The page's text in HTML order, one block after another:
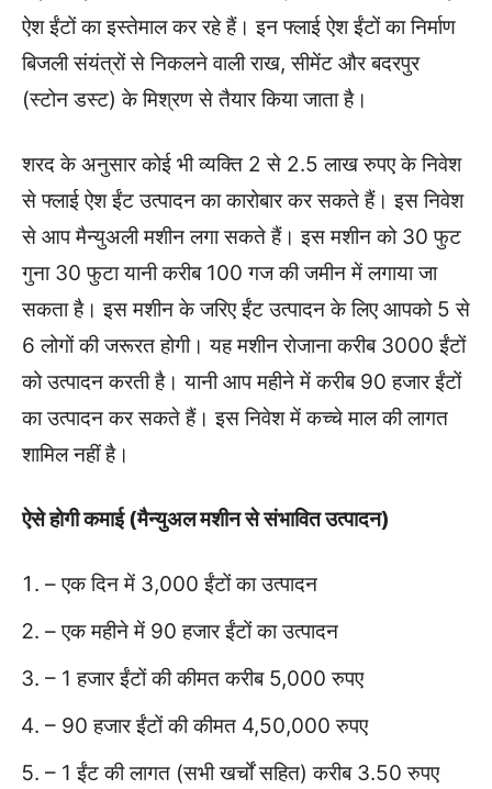
ऐश ईंटों का इस्तेमाल कर रहे हैं। इन फ्लाई ऐश ईंटों का निर्माण
बिजली संयंत्रों से निकलने वाली राख, सीमेंट और बदरपुर
(स्टोन डस्ट) के मिश्रण से तैयार किया जाता है।
शरद के अनुसार कोई भी व्यक्ति 2 से 2.5 लाख रुपए के निवेश
से फ्लाई ऐश ईंट उत्पादन का कारोबार कर सकते हैं। इस निवेश
से आप मैन्युअली मशीन लगा सकते हैं। इस मशीन को 30 फुट
गुना 30 फुटा यानी करीब 100 गज की जमीन में लगाया जा
सकता है। इस मशीन के जरिए ईंट उत्पादन के लिए आपको 5 से
6 लोगों की जरूरत होगी। यह मशीन रोजाना करीब 3000 ईंटों
को उत्पादन करती है। यानी आप महीने में करीब 90 हजार ईंटों
का उत्पादन कर सकते हैं। इस निवेश में कच्चे माल की लागत
शामिल नहीं है।
ऐसे होगी कमाई (मैन्युअल मशीन से संभावित उत्पादन)
– एक दिन में 3,000 ईंटों का उत्पादन
– एक महीने में 90 हजार ईंटों का उत्पादन
– 1 हजार ईंटों की कीमत करीब 5,000 रुपए
– 90 हजार ईंटों की कीमत 4,50,000 रुपए
– 1 ईंट की लागत (सभी खर्चों सहित) करीब 3.50 रुपए